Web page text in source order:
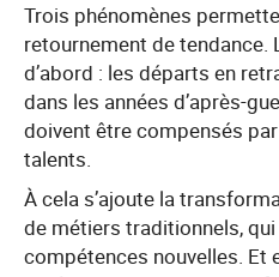
Trois phénomènes
retournement de tendance.
d’abord : les départs en
dans les années d’après-
doivent être compensés par
talents.
À cela s’ajoute la
de métiers traditionnels,
compétences nouvelles. Et